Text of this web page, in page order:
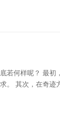
若何样呢？ 最初
。 其次，在奇迹